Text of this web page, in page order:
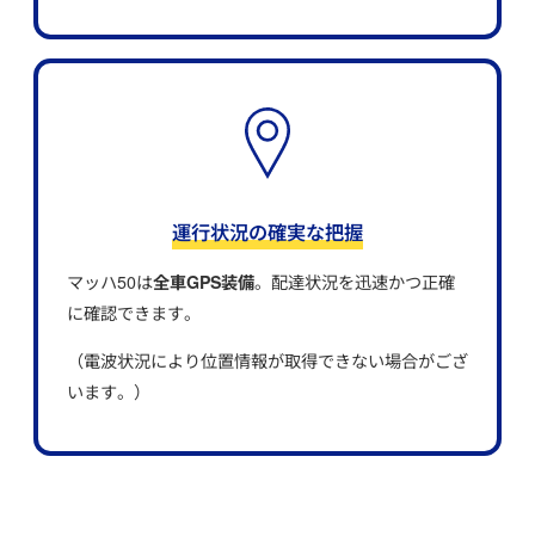
運行状況の確実な把握
マッハ50は全車GPS装備。配達状況を迅速かつ正確
に確認できます。
（電波状況により位置情報が取得できない場合がござ
います。）